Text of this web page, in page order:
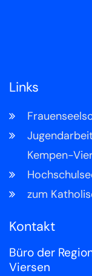
Links
Kempen-
zum
Kontakt
Büro der
Viersen